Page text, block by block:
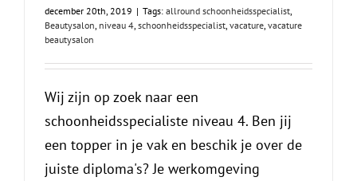
december 20th, 2019 | Tags: allround schoonheidsspecialist
Beautysalon niveau 4 schoonheidsspecialist vacature vacature
beautysalon
Wij zijn op zoek naar een
schoonheidsspecialiste niveau 4. Ben jij
een topper in je vak en beschik je over de
juiste diploma's? Je werkomgeving